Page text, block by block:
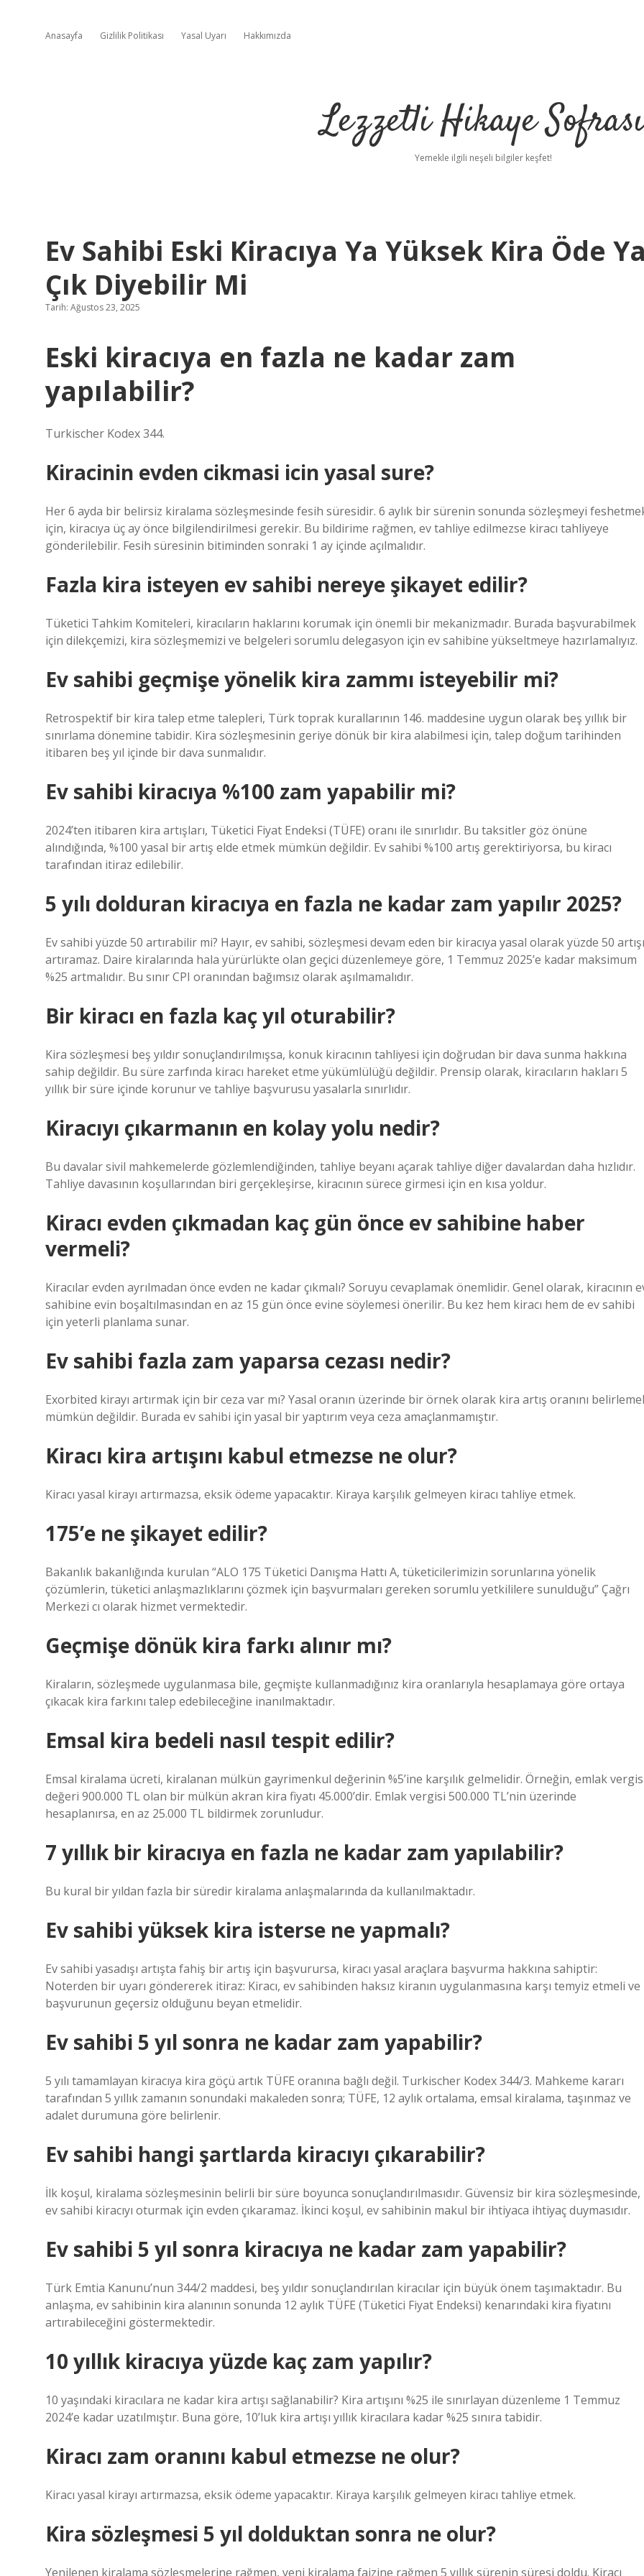
Anasayfa Gizlilik Politikası Yasal Uyarı Hakkımızda
Lezzetli Hikaye Sofrası
Yemekle ilgili neşeli bilgiler keşfet!
Ev Sahibi Eski Kiracıya Ya Yüksek Kira Öde Ya
Çık Diyebilir Mi
Tarih: Ağustos 23, 2025
Eski kiracıya en fazla ne kadar zam
yapılabilir?
Turkischer Kodex 344.
Kiracinin evden cikmasi icin yasal sure?
Her 6 ayda bir belirsiz kiralama sözleşmesinde fesih süresidir. 6 aylık bir sürenin sonunda sözleşmeyi
için, kiracıya üç ay önce bilgilendirilmesi gerekir. Bu bildirime rağmen, ev tahliye edilmezse kiracı tahliyeye
gönderilebilir. Fesih süresinin bitiminden sonraki 1 ay içinde açılmalıdır.
Fazla kira isteyen ev sahibi nereye şikayet edilir?
Tüketici Tahkim Komiteleri, kiracıların haklarını korumak için önemli bir mekanizmadır. Burada başvurabilmek
için dilekçemizi, kira sözleşmemizi ve belgeleri sorumlu delegasyon için ev sahibine yükseltmeye hazırlamalıyız.
Ev sahibi geçmişe yönelik kira zammı isteyebilir mi?
Retrospektif bir kira talep etme talepleri, Türk toprak kurallarının 146. maddesine uygun olarak beş yıllık bir
sınırlama dönemine tabidir. Kira sözleşmesinin geriye dönük bir kira alabilmesi için, talep doğum tarihinden
itibaren beş yıl içinde bir dava sunmalıdır.
Ev sahibi kiracıya %100 zam yapabilir mi?
2024’ten itibaren kira artışları, Tüketici Fiyat Endeksi (TÜFE) oranı ile sınırlıdır. Bu taksitler göz önüne
alındığında, %100 yasal bir artış elde etmek mümkün değildir. Ev sahibi %100 artış gerektiriyorsa, bu kiracı
tarafından itiraz edilebilir.
5 yılı dolduran kiracıya en fazla ne kadar zam yapılır 2025?
Ev sahibi yüzde 50 artırabilir mi? Hayır, ev sahibi, sözleşmesi devam eden bir kiracıya yasal olarak yüzde 50 artışı
artıramaz. Daire kiralarında hala yürürlükte olan geçici düzenlemeye göre, 1 Temmuz 2025’e kadar maksimum
%25 artmalıdır. Bu sınır CPI oranından bağımsız olarak aşılmamalıdır.
Bir kiracı en fazla kaç yıl oturabilir?
Kira sözleşmesi beş yıldır sonuçlandırılmışsa, konuk kiracının tahliyesi için doğrudan bir dava sunma hakkına
sahip değildir. Bu süre zarfında kiracı hareket etme yükümlülüğü değildir. Prensip olarak, kiracıların hakları 5
yıllık bir süre içinde korunur ve tahliye başvurusu yasalarla sınırlıdır.
Kiracıyı çıkarmanın en kolay yolu nedir?
Bu davalar sivil mahkemelerde gözlemlendiğinden, tahliye beyanı açarak tahliye diğer davalardan daha hızlıdır.
Tahliye davasının koşullarından biri gerçekleşirse, kiracının sürece girmesi için en kısa yoldur.
Kiracı evden çıkmadan kaç gün önce ev sahibine haber
vermeli?
Kiracılar evden ayrılmadan önce evden ne kadar çıkmalı? Soruyu cevaplamak önemlidir. Genel olarak, kiracının
sahibine evin boşaltılmasından en az 15 gün önce evine söylemesi önerilir. Bu kez hem kiracı hem de ev sahibi
için yeterli planlama sunar.
Ev sahibi fazla zam yaparsa cezası nedir?
Exorbited kirayı artırmak için bir ceza var mı? Yasal oranın üzerinde bir örnek olarak kira artış oranını
mümkün değildir. Burada ev sahibi için yasal bir yaptırım veya ceza amaçlanmamıştır.
Kiracı kira artışını kabul etmezse ne olur?
Kiracı yasal kirayı artırmazsa, eksik ödeme yapacaktır. Kiraya karşılık gelmeyen kiracı tahliye etmek.
175’e ne şikayet edilir?
Bakanlık bakanlığında kurulan “ALO 175 Tüketici Danışma Hattı A, tüketicilerimizin sorunlarına yönelik
çözümlerin, tüketici anlaşmazlıklarını çözmek için başvurmaları gereken sorumlu yetkililere sunulduğu” Çağrı
Merkezi cı olarak hizmet vermektedir.
Geçmişe dönük kira farkı alınır mı?
Kiraların, sözleşmede uygulanmasa bile, geçmişte kullanmadığınız kira oranlarıyla hesaplamaya göre ortaya
çıkacak kira farkını talep edebileceğine inanılmaktadır.
Emsal kira bedeli nasıl tespit edilir?
Emsal kiralama ücreti, kiralanan mülkün gayrimenkul değerinin %5’ine karşılık gelmelidir. Örneğin, emlak
değeri 900.000 TL olan bir mülkün akran kira fiyatı 45.000’dir. Emlak vergisi 500.000 TL’nin üzerinde
hesaplanırsa, en az 25.000 TL bildirmek zorunludur.
7 yıllık bir kiracıya en fazla ne kadar zam yapılabilir?
Bu kural bir yıldan fazla bir süredir kiralama anlaşmalarında da kullanılmaktadır.
Ev sahibi yüksek kira isterse ne yapmalı?
Ev sahibi yasadışı artışta fahiş bir artış için başvurursa, kiracı yasal araçlara başvurma hakkına sahiptir:
Noterden bir uyarı göndererek itiraz: Kiracı, ev sahibinden haksız kiranın uygulanmasına karşı temyiz etmeli ve
başvurunun geçersiz olduğunu beyan etmelidir.
Ev sahibi 5 yıl sonra ne kadar zam yapabilir?
5 yılı tamamlayan kiracıya kira göçü artık TÜFE oranına bağlı değil. Turkischer Kodex 344/3. Mahkeme kararı
tarafından 5 yıllık zamanın sonundaki makaleden sonra; TÜFE, 12 aylık ortalama, emsal kiralama, taşınmaz ve
adalet durumuna göre belirlenir.
Ev sahibi hangi şartlarda kiracıyı çıkarabilir?
İlk koşul, kiralama sözleşmesinin belirli bir süre boyunca sonuçlandırılmasıdır. Güvensiz bir kira sözleşmesinde,
ev sahibi kiracıyı oturmak için evden çıkaramaz. İkinci koşul, ev sahibinin makul bir ihtiyaca ihtiyaç duymasıdır.
Ev sahibi 5 yıl sonra kiracıya ne kadar zam yapabilir?
Türk Emtia Kanunu’nun 344/2 maddesi, beş yıldır sonuçlandırılan kiracılar için büyük önem taşımaktadır. Bu
anlaşma, ev sahibinin kira alanının sonunda 12 aylık TÜFE (Tüketici Fiyat Endeksi) kenarındaki kira fiyatını
artırabileceğini göstermektedir.
10 yıllık kiracıya yüzde kaç zam yapılır?
10 yaşındaki kiracılara ne kadar kira artışı sağlanabilir? Kira artışını %25 ile sınırlayan düzenleme 1 Temmuz
2024’e kadar uzatılmıştır. Buna göre, 10’luk kira artışı yıllık kiracılara kadar %25 sınıra tabidir.
Kiracı zam oranını kabul etmezse ne olur?
Kiracı yasal kirayı artırmazsa, eksik ödeme yapacaktır. Kiraya karşılık gelmeyen kiracı tahliye etmek.
Kira sözleşmesi 5 yıl dolduktan sonra ne olur?
Yenilenen kiralama sözleşmelerine rağmen, yeni kiralama faizine rağmen 5 yıllık sürenin süresi doldu. Kiracı